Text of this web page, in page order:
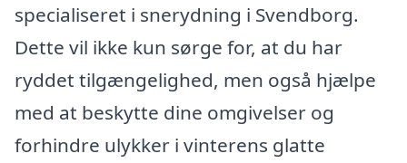
specialiseret i snerydning i Svendborg.
Dette vil ikke kun sørge for, at du har
ryddet tilgængelighed, men også hjælpe
med at beskytte dine omgivelser og
forhindre ulykker i vinterens glatte